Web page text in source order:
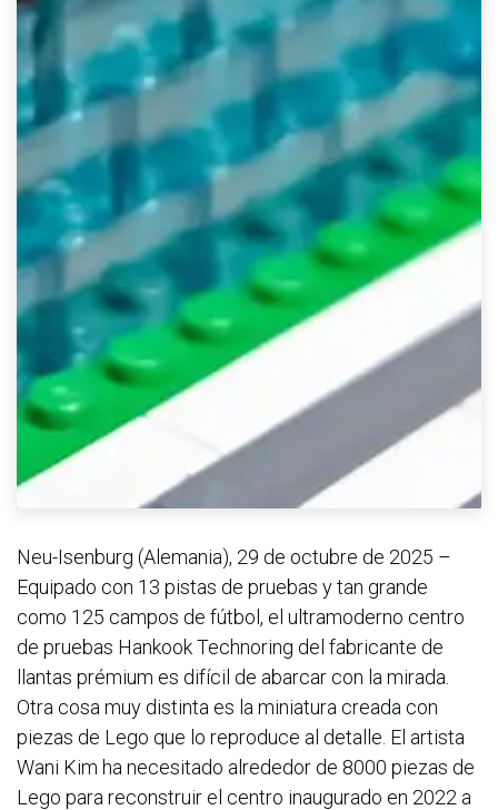
Neu-Isenburg (Alemania), 29 de octubre de 2025 –
Equipado con 13 pistas de pruebas y tan grande
como 125 campos de fútbol, el ultramoderno centro
de pruebas Hankook Technoring del fabricante de
llantas prémium es difícil de abarcar con la mirada.
Otra cosa muy distinta es la miniatura creada con
piezas de Lego que lo reproduce al detalle. El artista
Wani Kim ha necesitado alrededor de 8000 piezas de
Lego para reconstruir el centro inaugurado en 2022 a